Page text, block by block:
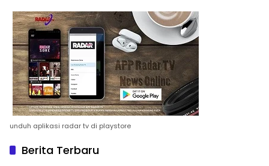
unduh aplikasi radar tv di playstore
Berita Terbaru